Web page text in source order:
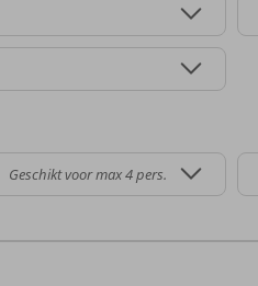
Geschikt voor max 4 pers.